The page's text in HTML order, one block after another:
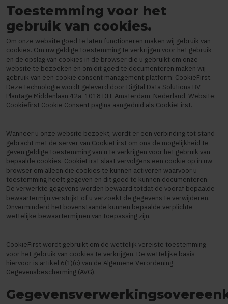
Toestemming voor het
gebruik van cookies.
Om onze website goed te laten functioneren maken wij gebruik van
cookies. Om uw geldige toestemming te verkrijgen voor het gebruik
en de opslag van cookies in de browser die u gebruikt om onze
website te bezoeken en om dit goed te documenteren maken wij
gebruik van een cookie consent management platform: CookieFirst.
Deze technologie wordt geleverd door Digital Data Solutions BV,
Plantage Middenlaan 42a, 1018 DH, Amsterdam, Nederland. Website:
Cookiefirst Cookie Consent pagina aangeduid als CookieFirst.
Wanneer u onze website bezoekt, wordt er een verbinding tot stand
gebracht met de server van CookieFirst om ons de mogelijkheid te
geven geldige toestemming van u te verkrijgen voor het gebruik van
bepaalde cookies. CookieFirst slaat vervolgens een cookie op in uw
browser om alleen die cookies te kunnen activeren waarvoor u
toestemming heeft gegeven en dit goed te kunnen documenteren.
De verwerkte gegevens worden bewaard totdat de vooraf bepaalde
bewaartermijn verstrijkt of u verzoekt de gegevens te verwijderen.
Onverminderd het bovenstaande kunnen bepaalde verplichte
wettelijke bewaartermijnen van toepassing zijn.
CookieFirst wordt gebruikt om de wettelijk vereiste toestemming
voor het gebruik van cookies te verkrijgen. De wettelijke basis
hiervoor is artikel 6(1)(c) van de Algemene Verordening
Gegevensbescherming (AVG).